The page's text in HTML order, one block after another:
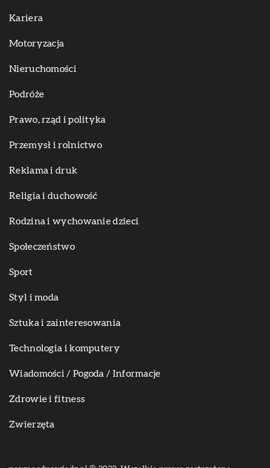
Kariera
Motoryzacja
Nieruchomości
Podróże
Prawo, rząd i polityka
Przemysł i rolnictwo
Reklama i druk
Religia i duchowość
Rodzina i wychowanie dzieci
Społeczeństwo
Sport
Styl i moda
Sztuka i zainteresowania
Technologia i komputery
Wiadomości / Pogoda / Informacje
Zdrowie i fitness
Zwierzęta